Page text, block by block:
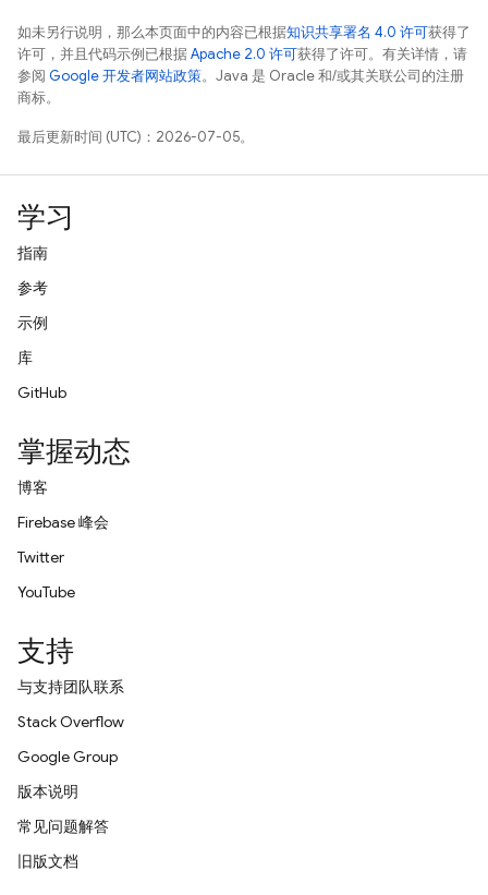
如未另行说明，那么本页面中的内容已根据知识共享署名 4.0 许可获得了
许可，并且代码示例已根据Apache 2.0 许可获得了许可。有关详情，请
参阅 Google 开发者网站政策。Java 是 Oracle 和/或其关联公司的注册
商标。
最后更新时间 (UTC)：2026-07-05。
学习
指南
参考
示例
库
GitHub
掌握动态
博客
Firebase 峰会
Twitter
YouTube
支持
与支持团队联系
Stack Overflow
Google Group
版本说明
常见问题解答
旧版文档